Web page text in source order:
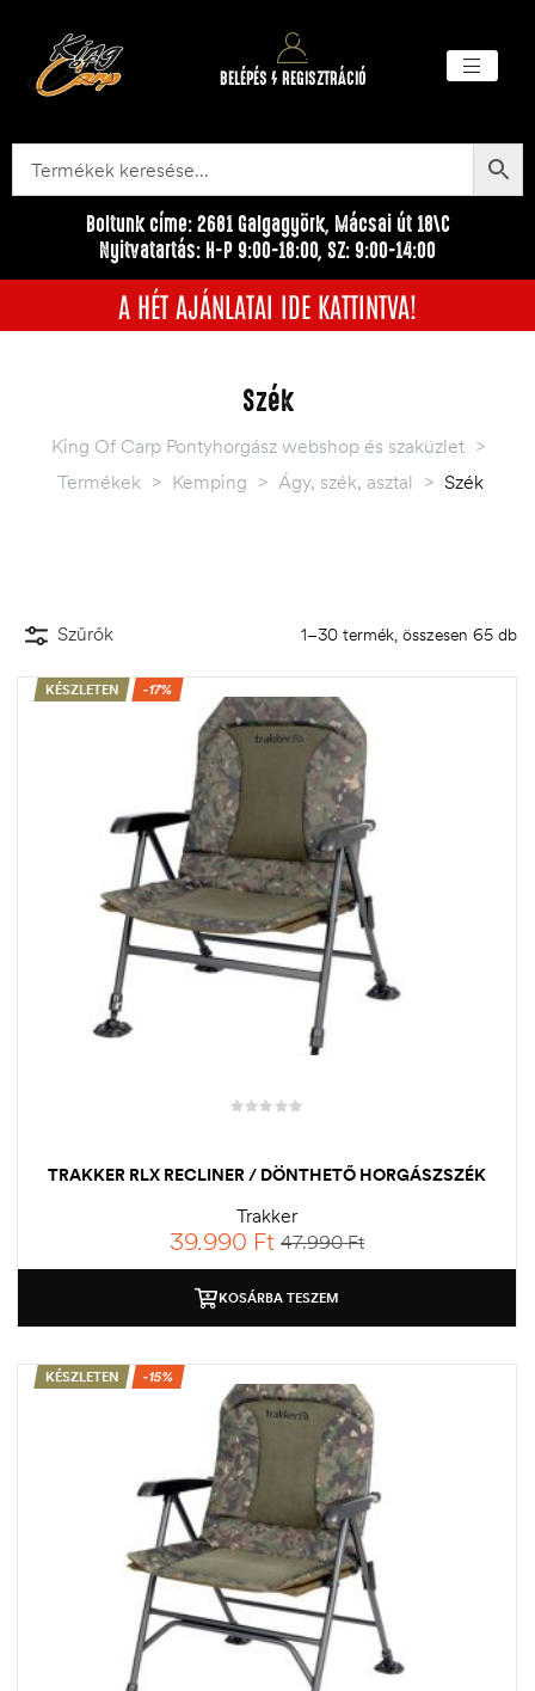
BELÉPÉS / REGISZTRÁCIÓ
Boltunk címe: 2681 Galgagyörk, Mácsai út 18\C
Nyitvatartás: H-P 9:00-18:00, SZ: 9:00-14:00
A HÉT AJÁNLATAI IDE KATTINTVA!
Szék
King Of Carp Pontyhorgász webshop és szaküzlet >
Termékek > Kemping > Ágy, szék, asztal > Szék
Szűrők 1–30 termék, összesen 65 db
KÉSZLETEN -17%
TRAKKER RLX RECLINER / DÖNTHETŐ HORGÁSZSZÉK
Trakker
47.990Ft
39.990 Ft
KOSÁRBA TESZEM
KÉSZLETEN -15%